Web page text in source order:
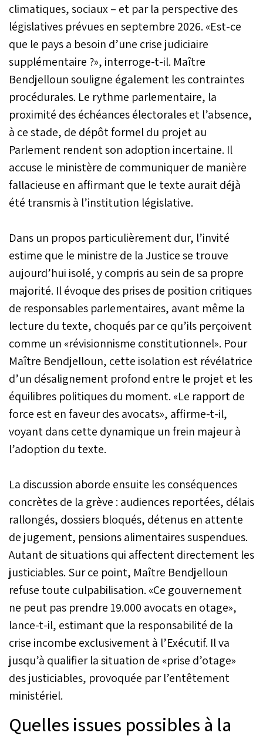
climatiques, sociaux – et par la perspective des
législatives prévues en septembre 2026. «Est-ce
que le pays a besoin d’une crise judiciaire
supplémentaire ?», interroge-t-il. Maître
Bendjelloun souligne également les contraintes
procédurales. Le rythme parlementaire, la
proximité des échéances électorales et l’absence,
à ce stade, de dépôt formel du projet au
Parlement rendent son adoption incertaine. Il
accuse le ministère de communiquer de manière
fallacieuse en affirmant que le texte aurait déjà
été transmis à l’institution législative.
Dans un propos particulièrement dur, l’invité
estime que le ministre de la Justice se trouve
aujourd’hui isolé, y compris au sein de sa propre
majorité. Il évoque des prises de position critiques
de responsables parlementaires, avant même la
lecture du texte, choqués par ce qu’ils perçoivent
comme un «révisionnisme constitutionnel». Pour
Maître Bendjelloun, cette isolation est révélatrice
d’un désalignement profond entre le projet et les
équilibres politiques du moment. «Le rapport de
force est en faveur des avocats», affirme-t-il,
voyant dans cette dynamique un frein majeur à
l’adoption du texte.
La discussion aborde ensuite les conséquences
concrètes de la grève : audiences reportées, délais
rallongés, dossiers bloqués, détenus en attente
de jugement, pensions alimentaires suspendues.
Autant de situations qui affectent directement les
justiciables. Sur ce point, Maître Bendjelloun
refuse toute culpabilisation. «Ce gouvernement
ne peut pas prendre 19.000 avocats en otage»,
lance-t-il, estimant que la responsabilité de la
crise incombe exclusivement à l’Exécutif. Il va
jusqu’à qualifier la situation de «prise d’otage»
des justiciables, provoquée par l’entêtement
ministériel.
Quelles issues possibles à la